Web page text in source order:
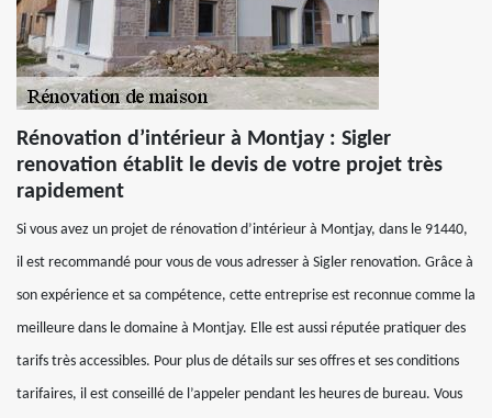
Rénovation d’intérieur à Montjay : Sigler
renovation établit le devis de votre projet très
rapidement
Si vous avez un projet de rénovation d’intérieur à Montjay, dans le 91440,
il est recommandé pour vous de vous adresser à Sigler renovation. Grâce à
son expérience et sa compétence, cette entreprise est reconnue comme la
meilleure dans le domaine à Montjay. Elle est aussi réputée pratiquer des
tarifs très accessibles. Pour plus de détails sur ses offres et ses conditions
tarifaires, il est conseillé de l’appeler pendant les heures de bureau. Vous